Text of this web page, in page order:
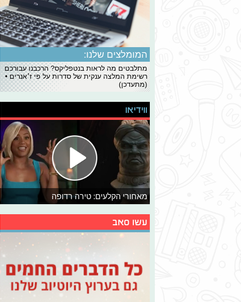
המומלצים שלנו:
מתלבטים מה לראות בנטפליקס? הרכבנו עבורכם
רשימת המלצה ענקית של סדרות על פי ז׳אנרים •
(מתעדכן)
ווידיאו
מאחורי הקלעים: טירה רדופה
עשו סאב